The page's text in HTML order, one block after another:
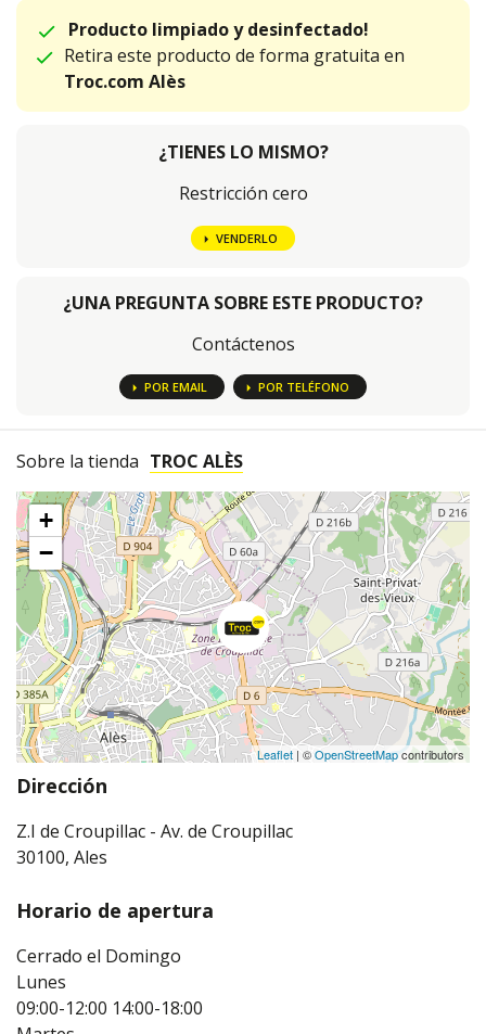
Producto limpiado y desinfectado!
Retira este producto de forma gratuita en
Troc.com Alès
¿TIENES LO MISMO?
Restricción cero
VENDERLO
¿UNA PREGUNTA SOBRE ESTE PRODUCTO?
Contáctenos
POR EMAIL POR TELÉFONO
Sobre la tienda TROC ALÈS
+
−
Leaflet | ©OpenStreetMapcontributors
Dirección
Z.I de Croupillac - Av. de Croupillac
30100, Ales
Horario de apertura
Cerrado el Domingo
Lunes
09:00-12:00 14:00-18:00